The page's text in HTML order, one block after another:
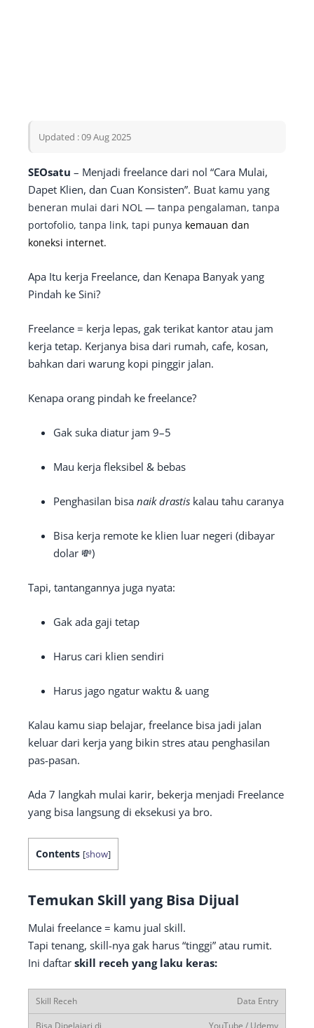
Updated : 09 Aug 2025
SEOsatu – Menjadi freelance dari nol “Cara Mulai,
Dapet Klien, dan Cuan Konsisten”. Buat kamu yang
beneran mulai dari NOL — tanpa pengalaman, tanpa
portofolio, tanpa link, tapi punya kemauan dan
koneksi internet.
Apa Itu kerja Freelance, dan Kenapa Banyak yang
Pindah ke Sini?
Freelance = kerja lepas, gak terikat kantor atau jam
kerja tetap. Kerjanya bisa dari rumah, cafe, kosan,
bahkan dari warung kopi pinggir jalan.
Kenapa orang pindah ke freelance?
Gak suka diatur jam 9–5
Mau kerja fleksibel & bebas
Penghasilan bisa naik drastis kalau tahu caranya
Bisa kerja remote ke klien luar negeri (dibayar
dolar 💸)
Tapi, tantangannya juga nyata:
Gak ada gaji tetap
Harus cari klien sendiri
Harus jago ngatur waktu & uang
Kalau kamu siap belajar, freelance bisa jadi jalan
keluar dari kerja yang bikin stres atau penghasilan
pas-pasan.
Ada 7 langkah mulai karir, bekerja menjadi Freelance
yang bisa langsung di eksekusi ya bro.
Contents [show]
Temukan Skill yang Bisa Dijual
Mulai freelance = kamu jual skill.
Tapi tenang, skill-nya gak harus “tinggi” atau rumit.
Ini daftar skill receh yang laku keras:
Data Entry
YouTube / Udemy